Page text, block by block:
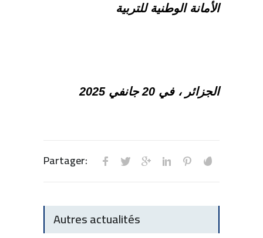
الأمانة الوطنية للتربية
الجزائر ، في 20 جانفي 2025
Partager:
Autres actualités